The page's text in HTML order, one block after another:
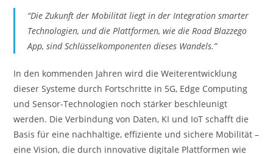
“Die Zukunft der Mobilität liegt in der Integration smarter
Technologien, und die Plattformen, wie die Road Blazzego
App, sind Schlüsselkomponenten dieses Wandels.”
In den kommenden Jahren wird die Weiterentwicklung
dieser Systeme durch Fortschritte in 5G, Edge Computing
und Sensor-Technologien noch stärker beschleunigt
werden. Die Verbindung von Daten, KI und IoT schafft die
Basis für eine nachhaltige, effiziente und sichere Mobilität –
eine Vision, die durch innovative digitale Plattformen wie